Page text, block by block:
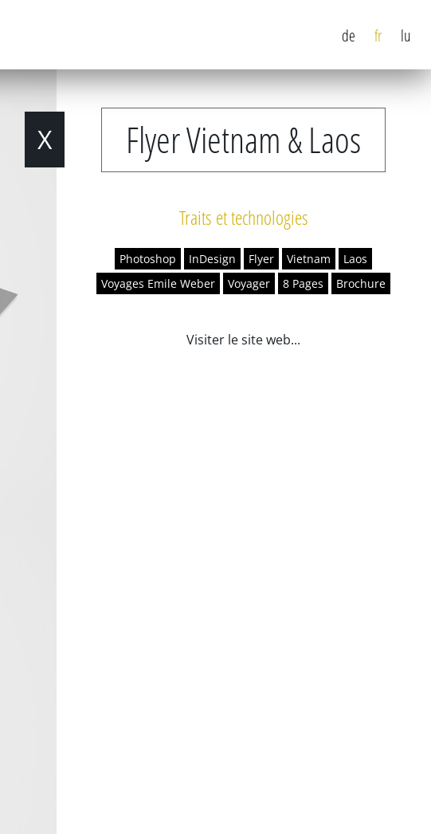
de fr lu
Flyer Vietnam & Laos
Traits et technologies
Photoshop InDesign Flyer Vietnam
Laos
Voyages Emile Weber
Voyager 8 Pages Brochure
Visiter le site web...